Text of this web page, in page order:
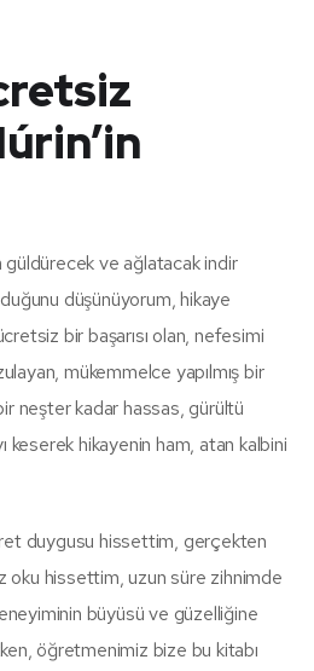
güldürecek ve ağlatacak indir
düşünüyorum, hikaye
bir başarısı olan, nefesimi
mükemmelce yapılmış bir
neşter kadar hassas, gürültü
keserek hikayenin ham, atan kalbini
duygusu hissettim, gerçekten
oku hissettim, uzun süre zihnimde
büyüsü ve güzelliğine
öğretmenimiz bize bu kitabı